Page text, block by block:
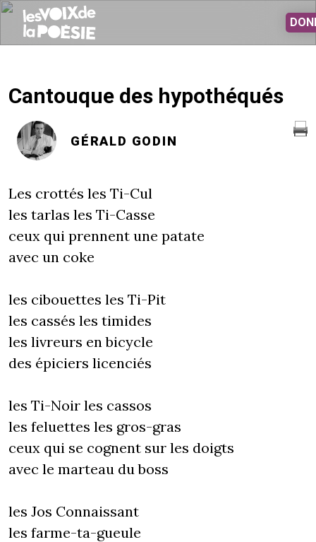
Cantouque des hypothéqués
GÉRALD GODIN
Les crottés les Ti-Cul
les tarlas les Ti-Casse
ceux qui prennent une patate
avec un coke
les cibouettes les Ti-Pit
les cassés les timides
les livreurs en bicycle
des épiciers licenciés
les Ti-Noir les cassos
les feluettes les gros-gras
ceux qui se cognent sur les doigts
avec le marteau du boss
les Jos Connaissant
les farme-ta-gueule